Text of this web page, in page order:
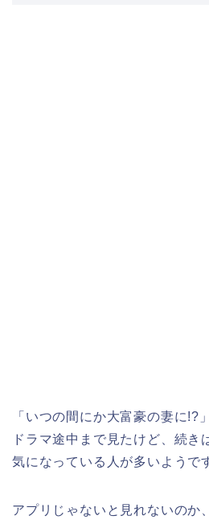
「いつの間にか大富豪の妻に!?
ドラマ途中まで見たけど、続き
気になっている人が多いようで
アプリじゃないと見れないのか